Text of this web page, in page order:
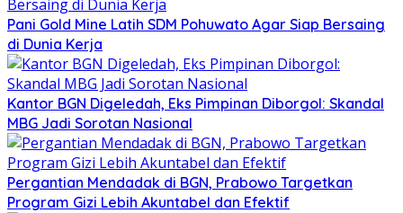
Pani Gold Mine Latih SDM Pohuwato Agar Siap Bersaing
di Dunia Kerja
Kantor BGN Digeledah, Eks Pimpinan Diborgol: Skandal
MBG Jadi Sorotan Nasional
Pergantian Mendadak di BGN, Prabowo Targetkan
Program Gizi Lebih Akuntabel dan Efektif